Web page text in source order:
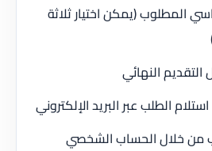
المطلوب (يمكن اختيار ثلاثة
النهائي
الطلب عبر البريد الإلكتروني
من خلال الحساب الشخصي